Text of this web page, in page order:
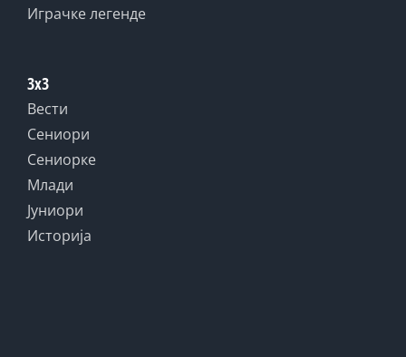
Играчке легенде
3x3
Вести
Сениори
Сениорке
Млади
Јуниори
Историја